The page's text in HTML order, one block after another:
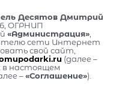
Десятов Дмитрий
ОГРНИП
«Администрация»
сети Интернет
свой сайт,
(далее –
в настоящем
–«Соглашение»).